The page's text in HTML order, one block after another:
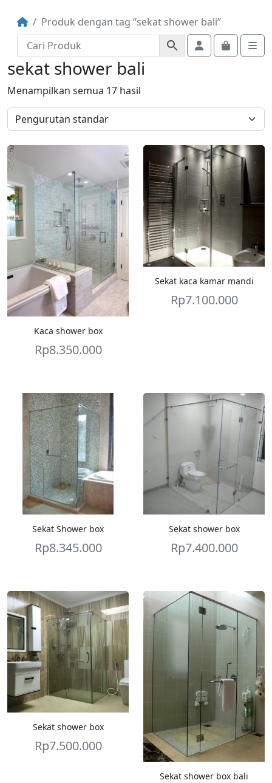
Produk dengan tag “sekat shower bali”
AccountCart
sekat shower bali
Menampilkan semua 17 hasil
Kaca shower box
Rp8.350.000
Sekat kaca kamar mandi
Rp7.100.000
Sekat Shower box
Rp8.345.000
Sekat shower box
Rp7.400.000
Sekat shower box
Rp7.500.000
Sekat shower box bali